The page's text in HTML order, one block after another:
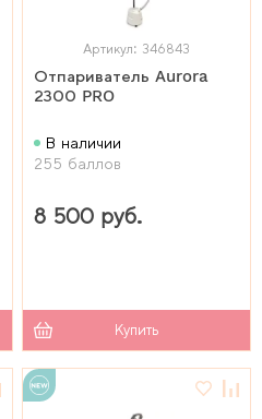
Артикул: 346843
Отпариватель Aurora
2300 PRO
В наличии
255 баллов
8 500 руб.
Купить